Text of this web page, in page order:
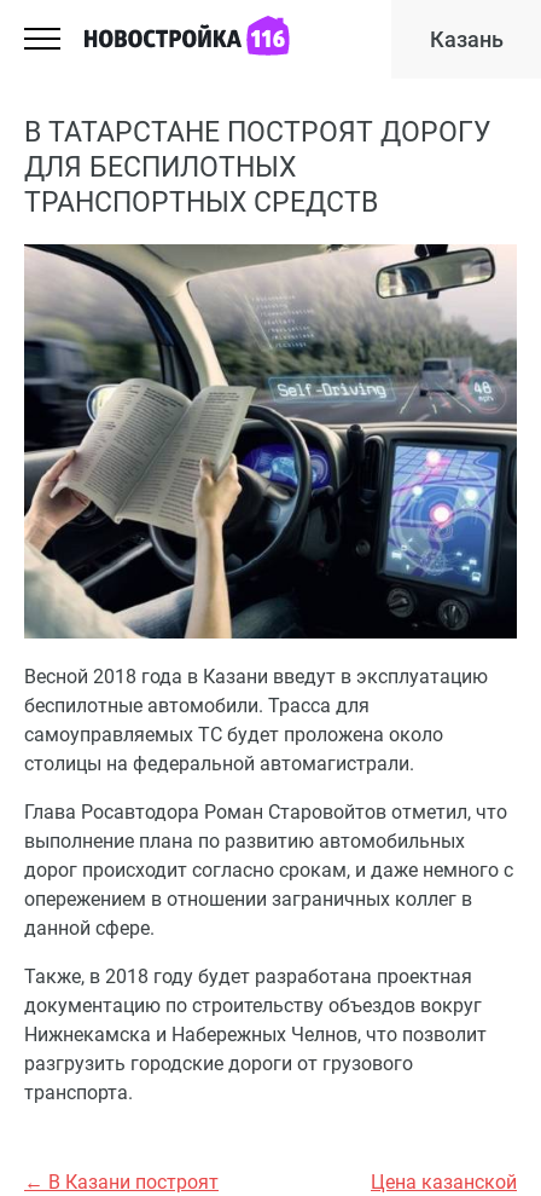
Казань
В ТАТАРСТАНЕ ПОСТРОЯТ ДОРОГУ
ДЛЯ БЕСПИЛОТНЫХ
ТРАНСПОРТНЫХ СРЕДСТВ
Весной 2018 года в Казани введут в эксплуатацию
беспилотные автомобили. Трасса для
самоуправляемых ТС будет проложена около
столицы на федеральной автомагистрали.
Глава Росавтодора Роман Старовойтов отметил, что
выполнение плана по развитию автомобильных
дорог происходит согласно срокам, и даже немного с
опережением в отношении заграничных коллег в
данной сфере.
Также, в 2018 году будет разработана проектная
документацию по строительству объездов вокруг
Нижнекамска и Набережных Челнов, что позволит
разгрузить городские дороги от грузового
транспорта.
← В Казани построят
Цена казанской